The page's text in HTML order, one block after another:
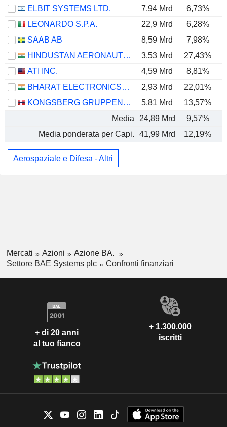
ELBIT SYSTEMS LTD.
7,94 Mrd 6,73%
LEONARDO S.P.A.
22,9 Mrd 6,28%
SAAB AB
8,59 Mrd 7,98%
HINDUSTAN AERONAUTICS LIMITED
3,53 Mrd 27,43%
ATI INC.
4,59 Mrd 8,81%
BHARAT ELECTRONICS LIMITED
2,93 Mrd 22,01%
KONGSBERG GRUPPEN ASA
5,81 Mrd 13,57%
Media
24,89 Mrd 9,57%
Media ponderata per Capi.
41,99 Mrd 12,19%
Aerospaziale e Difesa - Altri
Mercati Azioni
Azione BA.
Settore BAE Systems plc
Confronti finanziari
+ di 20 anni
al tuo fianco
+ 1.300.000
iscritti